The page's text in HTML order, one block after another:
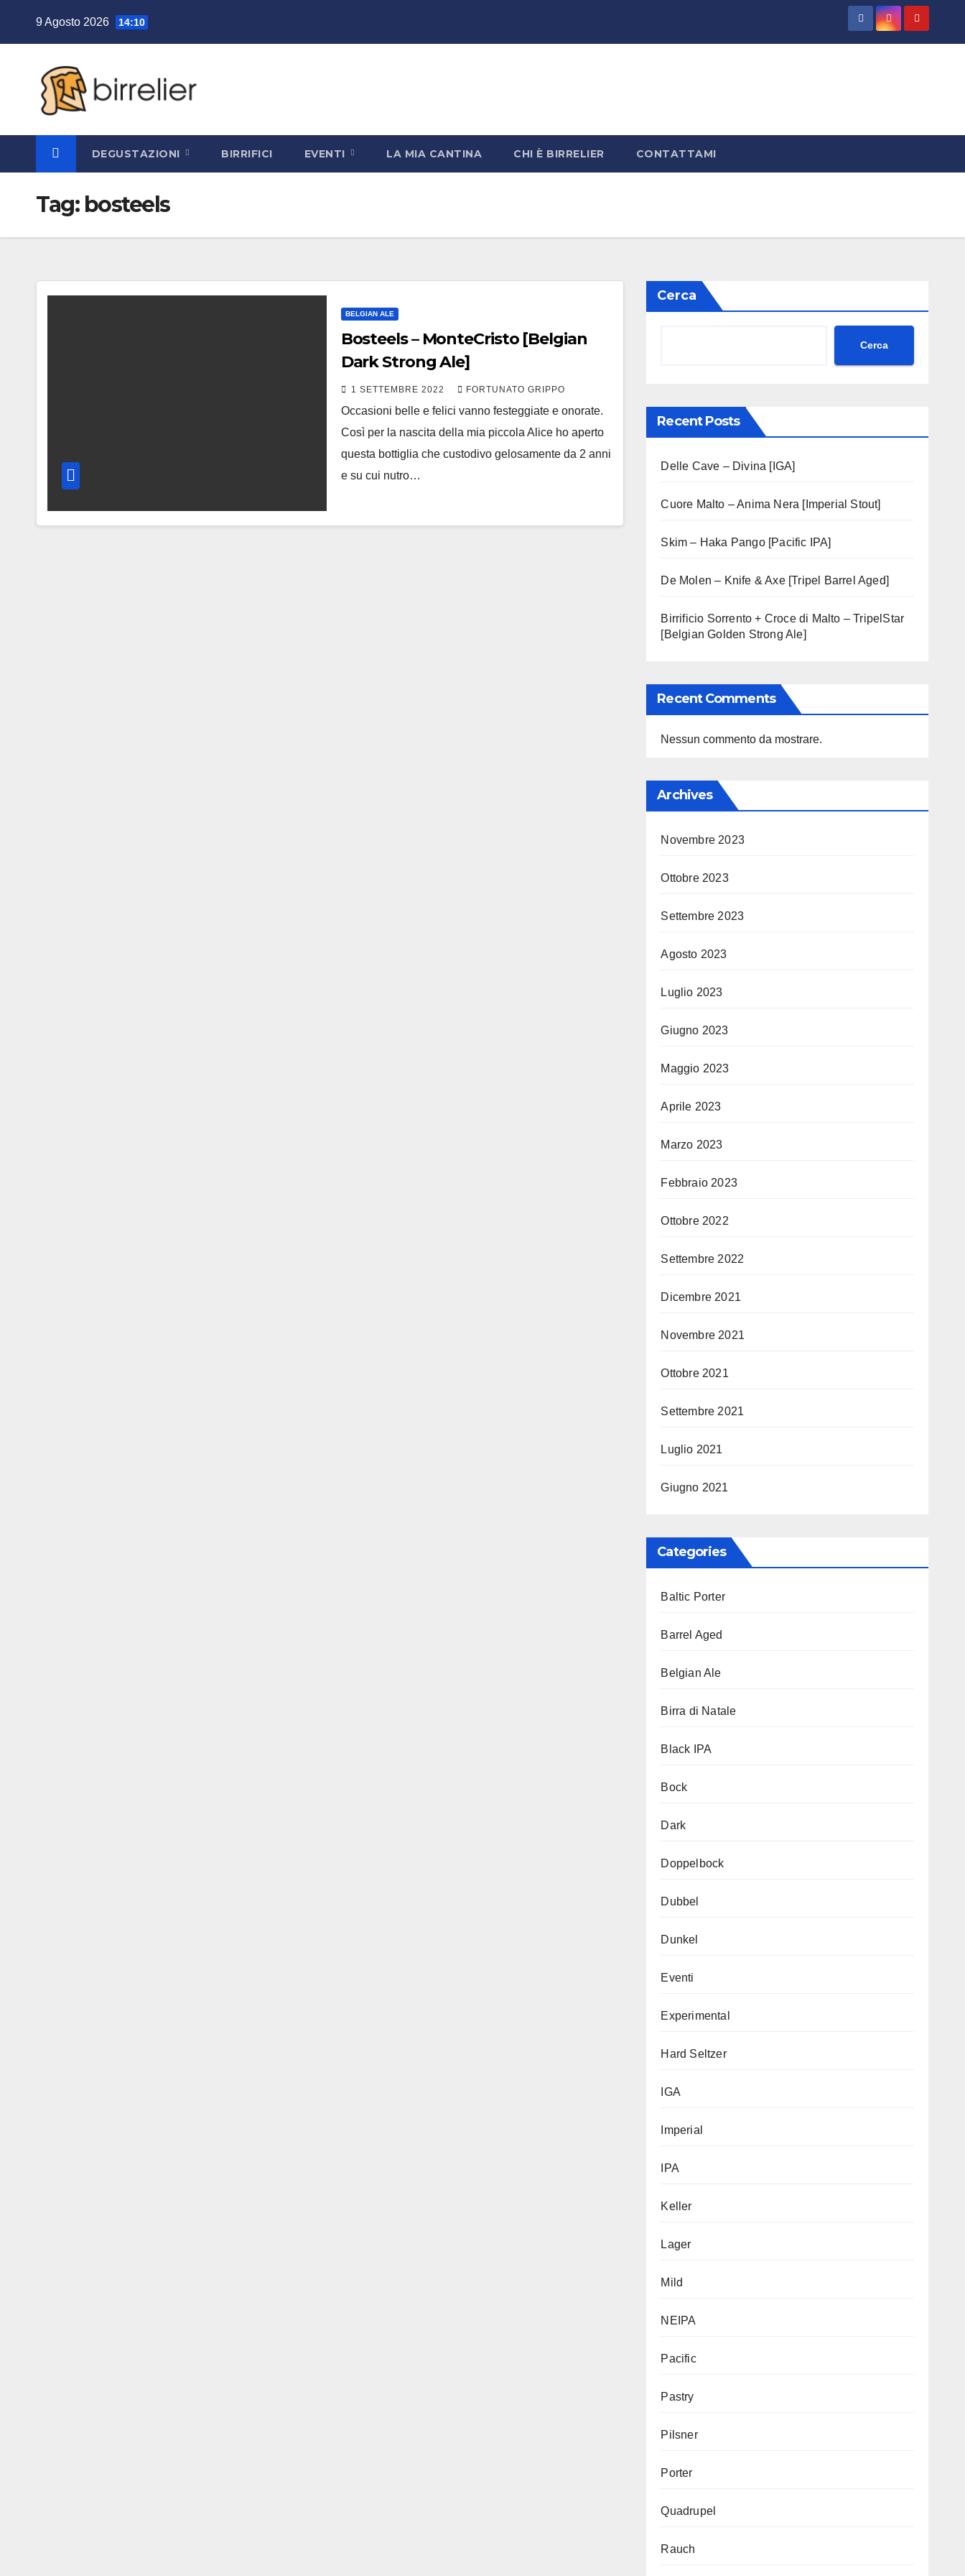
9 Agosto 2026 14:10
DEGUSTAZIONI BIRRIFICI EVENTI LA MIA CANTINA CHI È BIRRELIER CONTATTAMI
Tag: bosteels
BELGIAN ALE
Bosteels – MonteCristo [Belgian
Dark Strong Ale]
1 SETTEMBRE 2022 FORTUNATO GRIPPO
Occasioni belle e felici vanno festeggiate e onorate.
Così per la nascita della mia piccola Alice ho aperto
questa bottiglia che custodivo gelosamente da 2 anni
e su cui nutro…
Cerca
Cerca
Recent Posts
Delle Cave – Divina [IGA]
Cuore Malto – Anima Nera [Imperial Stout]
Skim – Haka Pango [Pacific IPA]
De Molen – Knife & Axe [Tripel Barrel Aged]
Birrificio Sorrento + Croce di Malto – TripelStar
[Belgian Golden Strong Ale]
Recent Comments
Nessun commento da mostrare.
Archives
Novembre 2023
Ottobre 2023
Settembre 2023
Agosto 2023
Luglio 2023
Giugno 2023
Maggio 2023
Aprile 2023
Marzo 2023
Febbraio 2023
Ottobre 2022
Settembre 2022
Dicembre 2021
Novembre 2021
Ottobre 2021
Settembre 2021
Luglio 2021
Giugno 2021
Categories
Baltic Porter
Barrel Aged
Belgian Ale
Birra di Natale
Black IPA
Bock
Dark
Doppelbock
Dubbel
Dunkel
Eventi
Experimental
Hard Seltzer
IGA
Imperial
IPA
Keller
Lager
Mild
NEIPA
Pacific
Pastry
Pilsner
Porter
Quadrupel
Rauch